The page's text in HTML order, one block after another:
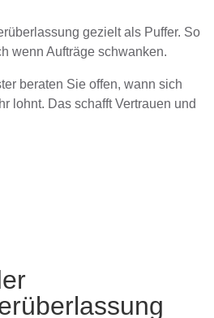
gezielt als Puffer. So
wenn Aufträge schwanken.
beraten Sie offen, wann sich
lohnt. Das schafft Vertrauen und